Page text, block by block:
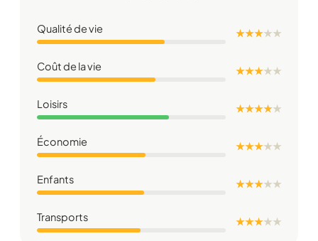
Qualité de vie ★ ★ ★★★
Coût de la vie ★ ★ ★★★
Loisirs ★ ★ ★ ★★
Économie ★ ★ ★★★
Enfants ★ ★ ★★★
Transports ★ ★ ★★★